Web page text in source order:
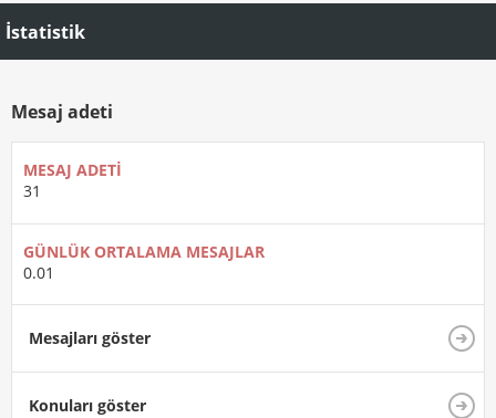
İstatistik
Mesaj adeti
MESAJ ADETI
31
GÜNLÜK ORTALAMA MESAJLAR
0.01
Mesajları göster
Konuları göster